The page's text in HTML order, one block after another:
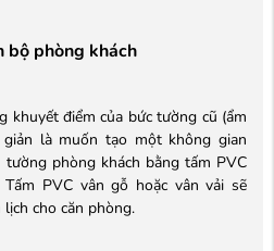
bộ phòng khách
khuyết điểm của bức tường cũ (ẩm
là muốn tạo một không gian
phòng khách bằng tấm PVC
PVC vân gỗ hoặc vân vải sẽ
cho căn phòng.